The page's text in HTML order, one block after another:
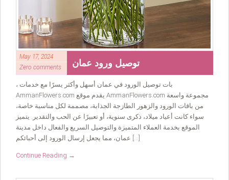
May 17, 2024
Zero comments
توصيل ورود عمان
، بات توصيل الورود في عمان أسهل وأكثر يسرًا مع خدمات
AmmanFlowers.com يقدم موقع AmmanFlowers.com مجموعة واسعة
من باقات الورود والزهور الطازجة الجذابة، مصممة لكل مناسبة خاصة،
سواء كانت أعياد ميلاد، ذكرى سنوية، أو تعبيرًا عن الحب والتقدير. يتميز
الموقع بخدمة العملاء المتميزة والتوصيل السريع والفعال داخل مدينة
Continue Reading →